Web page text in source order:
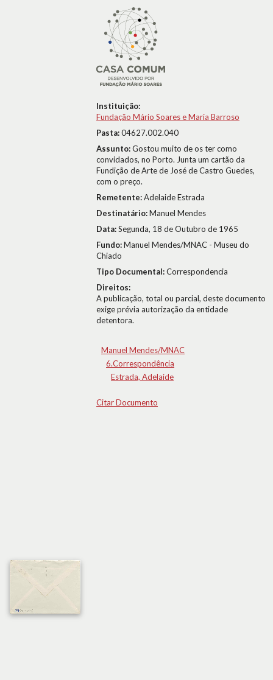
Instituição:
Fundação Mário Soares e Maria Barroso
Pasta:04627.002.040
Assunto:Gostou muito de os ter como
convidados, no Porto. Junta um cartão da
Fundição de Arte de José de Castro Guedes,
com o preço.
Remetente:Adelaide Estrada
Destinatário:Manuel Mendes
Data:Segunda, 18 de Outubro de 1965
Fundo:Manuel Mendes/MNAC - Museu do
Chiado
Tipo Documental:Correspondencia
Direitos:
A publicação, total ou parcial, deste documento
exige prévia autorização da entidade
detentora.
Manuel Mendes/MNAC
6.Correspondência
Estrada, Adelaide
Citar Documento